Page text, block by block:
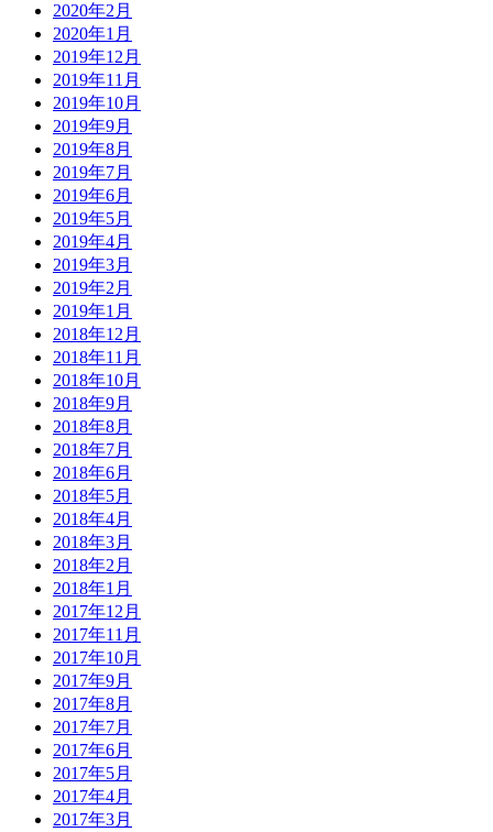
2020年2月
2020年1月
2019年12月
2019年11月
2019年10月
2019年9月
2019年8月
2019年7月
2019年6月
2019年5月
2019年4月
2019年3月
2019年2月
2019年1月
2018年12月
2018年11月
2018年10月
2018年9月
2018年8月
2018年7月
2018年6月
2018年5月
2018年4月
2018年3月
2018年2月
2018年1月
2017年12月
2017年11月
2017年10月
2017年9月
2017年8月
2017年7月
2017年6月
2017年5月
2017年4月
2017年3月